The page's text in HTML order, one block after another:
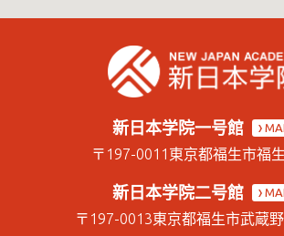
新日本学院一号館
〒197-0011 東京都福生市福
新日本学院二号館
〒197-0013東京都福生市武蔵